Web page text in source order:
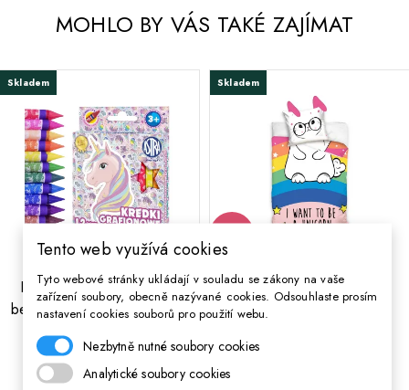
MOHLO BY VÁS TAKÉ ZAJÍMAT
Skladem
Dětské grafitové barvičky
bez dřeva UNICORN, sada
12ks, 316121009
Skladem
CARBOTEX Bavlněné
povlečení s oušky
140/200+70/80,
Tento web využívá cookies
Tyto webové stránky ukládají v souladu se zákony na vaše
zařízení soubory, obecně nazývané cookies. Odsouhlaste prosím
nastavení cookies souborů pro použití webu.
Nezbytně nutné soubory cookies
Analytické soubory cookies